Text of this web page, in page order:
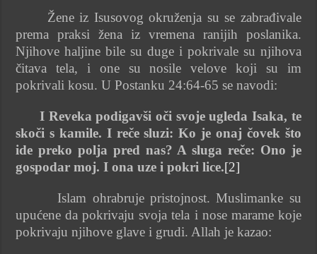
Žene iz Isusovog okruženja su se zabrađivale
prema praksi žena iz vremena ranijih poslanika.
Njihove haljine bile su duge i pokrivale su njihova
čitava tela, i one su nosile velove koji su im
pokrivali kosu. U Postanku 24:64-65 se navodi:
I Reveka podigavši oči svoje ugleda Isaka, te
skoči s kamile. I reče sluzi: Ko je onaj čovek što
ide preko polja pred nas? A sluga reče: Ono je
gospodar moj. I ona uze i pokri lice.[2]
Islam ohrabruje pristojnost. Muslimanke su
upućene da pokrivaju svoja tela i nose marame koje
pokrivaju njihove glave i grudi. Allah je kazao: